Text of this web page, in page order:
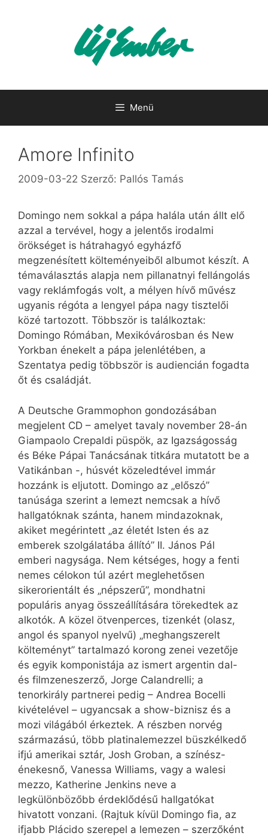
Menü
Amore Infinito
2009-03-22 Szerző: Pallós Tamás
Domingo nem sokkal a pápa halála után állt elő
azzal a tervével, hogy a jelentős irodalmi
örökséget is hátrahagyó egyházfő
megzenésített költeményeiből albumot készít. A
témaválasztás alapja nem pillanatnyi fellángolás
vagy reklámfogás volt, a mélyen hívő művész
ugyanis régóta a lengyel pápa nagy tisztelői
közé tartozott. Többször is találkoztak:
Domingo Rómában, Mexikóvárosban és New
Yorkban énekelt a pápa jelenlétében, a
Szentatya pedig többször is audiencián fogadta
őt és családját.
A Deutsche Grammophon gondozásában
megjelent CD – amelyet tavaly november 28-án
Giampaolo Crepaldi püspök, az Igazságosság
és Béke Pápai Tanácsának titkára mutatott be a
Vatikánban -, húsvét közeledtével immár
hozzánk is eljutott. Domingo az „előszó”
tanúsága szerint a lemezt nemcsak a hívő
hallgatóknak szánta, hanem mindazoknak,
akiket megérintett „az életét Isten és az
emberek szolgálatába állító” II. János Pál
emberi nagysága. Nem kétséges, hogy a fenti
nemes célokon túl azért meglehetősen
sikerorientált és „népszerű”, mondhatni
populáris anyag összeállítására törekedtek az
alkotók. A közel ötvenperces, tizenkét (olasz,
angol és spanyol nyelvű) „meghangszerelt
költeményt” tartalmazó korong zenei vezetője
és egyik komponistája az ismert argentin dal-
és filmzeneszerző, Jorge Calandrelli; a
tenorkirály partnerei pedig – Andrea Bocelli
kivételével – ugyancsak a show-biznisz és a
mozi világából érkeztek. A részben norvég
származású, több platinalemezzel büszkélkedő
ifjú amerikai sztár, Josh Groban, a színész-
énekesnő, Vanessa Williams, vagy a walesi
mezzo, Katherine Jenkins neve a
legkülönbözőbb érdeklődésű hallgatókat
hivatott vonzani. (Rajtuk kívül Domingo fia, az
ifjabb Plácido szerepel a lemezen – szerzőként